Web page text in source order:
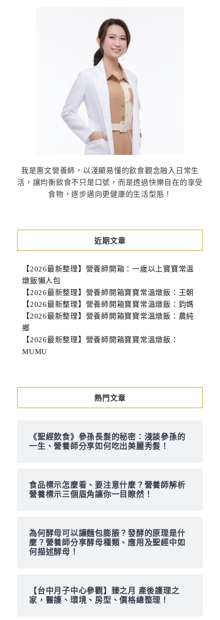
我是惠文營養師，以淺顯易懂的飲食觀念融入日常生
活，讓均衡飲食不只是口號，而是透過快樂自在的享受
食物，逐步邁向更健康的生活型態！
近期文章
【2026最新整理】營養師開箱：一歲以上寶寶常溫
燉飯懶人包
【2026最新整理】營養師開箱寶寶常溫燉飯：王朝
【2026最新整理】營養師開箱寶寶常溫燉飯：鈞媽
【2026最新整理】營養師開箱寶寶常溫燉飯：農純
鄉
【2026最新整理】營養師開箱寶寶常溫燉飯：
MUMU
熱門文章
《聖經飲食》參孫長髮的秘密：淺談參孫的
一生、營養師分享如何吃出美麗秀髮！
食品標示怎麼看、要注意什麼？營養師解析
營養標示三個眉角讓你一目瞭然！
為何酵母可以讓麵包膨脹？發酵的原理是什
麼？營養師分享酵母種類、應用及聖經中如
何描述酵母！
【台中月子中心參觀】臻之月 產後護理之
家，醫護、環境、房型、價格總整理！